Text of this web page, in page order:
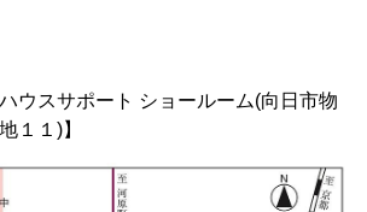
ウスサポート ショールーム(向日市物
１１)】